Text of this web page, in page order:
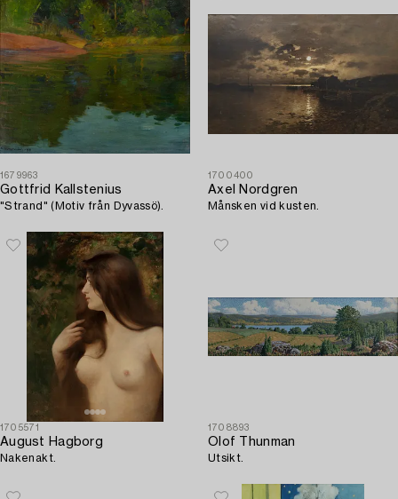
1679963
Gottfrid Kallstenius
"Strand" (Motiv från Dyvassö).
1700400
Axel Nordgren
Månsken vid kusten.
1705571
August Hagborg
Nakenakt.
1708893
Olof Thunman
Utsikt.